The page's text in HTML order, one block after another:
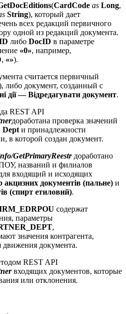
(CardCode as Long,
String), который дает
всех редакций первичного
одной из редакций документа.
либо DocID в параметре
«0», например,
, «»).
считается первичный
либо документ, созданный с
дії — Відредагувати документ.
REST API
доработана проверка значений
Dept и принадлежности
в которой создан документ.
GetPrimaryReestrдоработано
названий и филиалов
входящий и исходящих
акцизних документів (пальне) и
(спирт етиловий).
содержат
параметры
,
значения контрагента,
движения документа.
REST API
входящих документов, которые
или отклонения.